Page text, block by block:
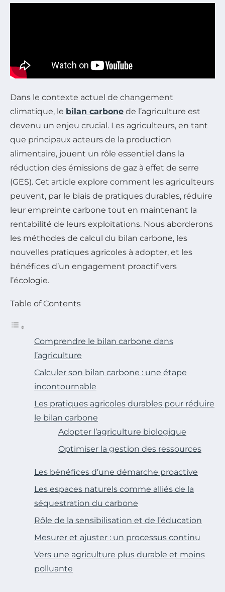
Dans le contexte actuel de changement
climatique, le bilan carbone de l’agriculture est
devenu un enjeu crucial. Les agriculteurs, en tant
que principaux acteurs de la production
alimentaire, jouent un rôle essentiel dans la
réduction des émissions de gaz à effet de serre
(GES). Cet article explore comment les agriculteurs
peuvent, par le biais de pratiques durables, réduire
leur empreinte carbone tout en maintenant la
rentabilité de leurs exploitations. Nous aborderons
les méthodes de calcul du bilan carbone, les
nouvelles pratiques agricoles à adopter, et les
bénéfices d’un engagement proactif vers
l’écologie.
Table of Contents
Comprendre le bilan carbone dans
l’agriculture
Calculer son bilan carbone : une étape
incontournable
Les pratiques agricoles durables pour réduire
le bilan carbone
Adopter l’agriculture biologique
Optimiser la gestion des ressources
Les bénéfices d’une démarche proactive
Les espaces naturels comme alliés de la
séquestration du carbone
Rôle de la sensibilisation et de l’éducation
Mesurer et ajuster : un processus continu
Vers une agriculture plus durable et moins
polluante